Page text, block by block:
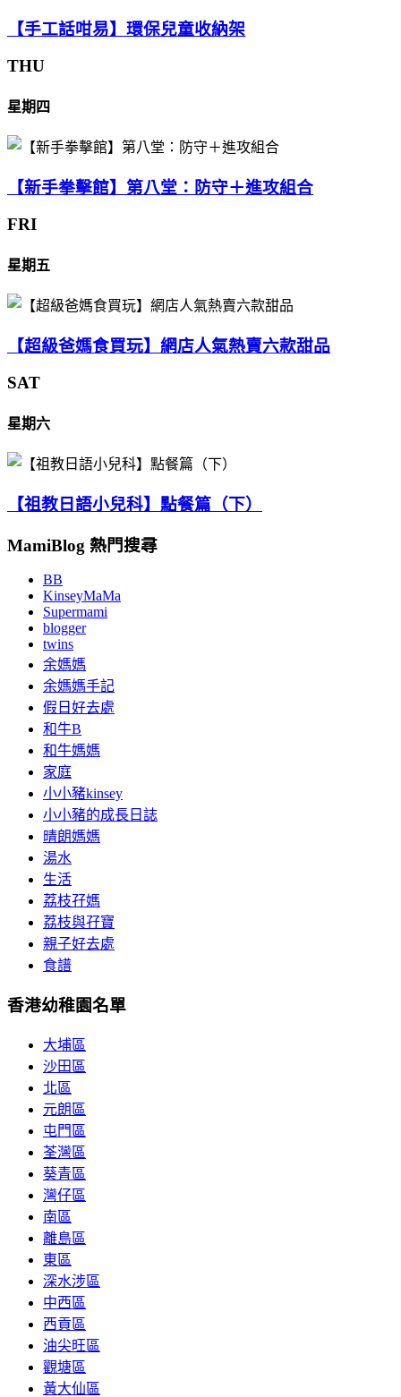
【手工話咁易】環保兒童收納架
THU
星期四
【新手拳擊館】第八堂：防守＋進攻組合
FRI
星期五
【超級爸媽食買玩】網店人氣熱賣六款甜品
SAT
星期六
【祖教日語小兒科】點餐篇（下）
MamiBlog 熱門搜尋
BB
KinseyMaMa
Supermami
blogger
twins
余媽媽
余媽媽手記
假日好去處
和牛B
和牛媽媽
家庭
小小豬kinsey
小小豬的成長日誌
晴朗媽媽
湯水
生活
荔枝孖媽
荔枝與孖寶
親子好去處
食譜
香港幼稚園名單
大埔區
沙田區
北區
元朗區
屯門區
荃灣區
葵青區
灣仔區
南區
離島區
東區
深水涉區
中西區
西貢區
油尖旺區
觀塘區
黃大仙區